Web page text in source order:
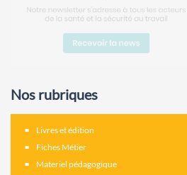
Nos rubriques
Livres et édition
Fiches Métier
Materiel pédagogique